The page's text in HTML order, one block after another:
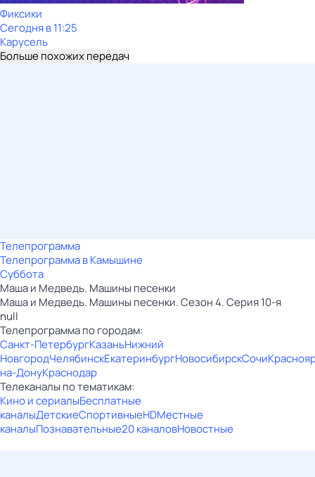
Фиксики
Сегодня в 11:25
Карусель
Больше похожих передач
Телепрограмма
Телепрограмма в Камышине
Суббота
Маша и Медведь. Машины песенки
Маша и Медведь. Машины песенки. Сезон 4. Серия 10-я
null
Телепрограмма по городам:
Санкт-ПетербургКазаньНижний
НовгородЧелябинскЕкатеринбургНовосибирскСочи
на-ДонуКраснодар
Телеканалы по тематикам:
Кино и сериалыБесплатные
каналыДетскиеСпортивныеHDМестные
каналыПознавательные20 каналовНовостные